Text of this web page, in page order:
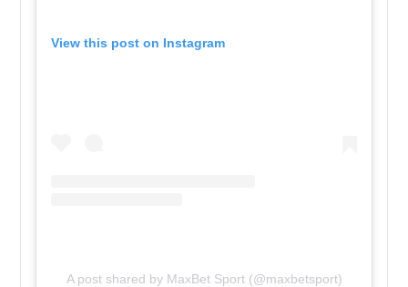
View this post on Instagram
A post shared by MaxBet Sport (@maxbetsport)